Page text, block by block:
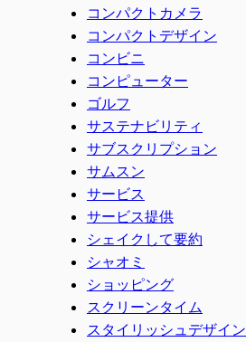
コンパクトカメラ
コンパクトデザイン
コンビニ
コンピューター
ゴルフ
サステナビリティ
サブスクリプション
サムスン
サービス
サービス提供
シェイクして要約
シャオミ
ショッピング
スクリーンタイム
スタイリッシュデザイン